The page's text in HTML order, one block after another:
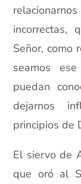
incorrectas,
Señor, como
seamos
puedan
dejarnos
principios de
El siervo de
que oró al